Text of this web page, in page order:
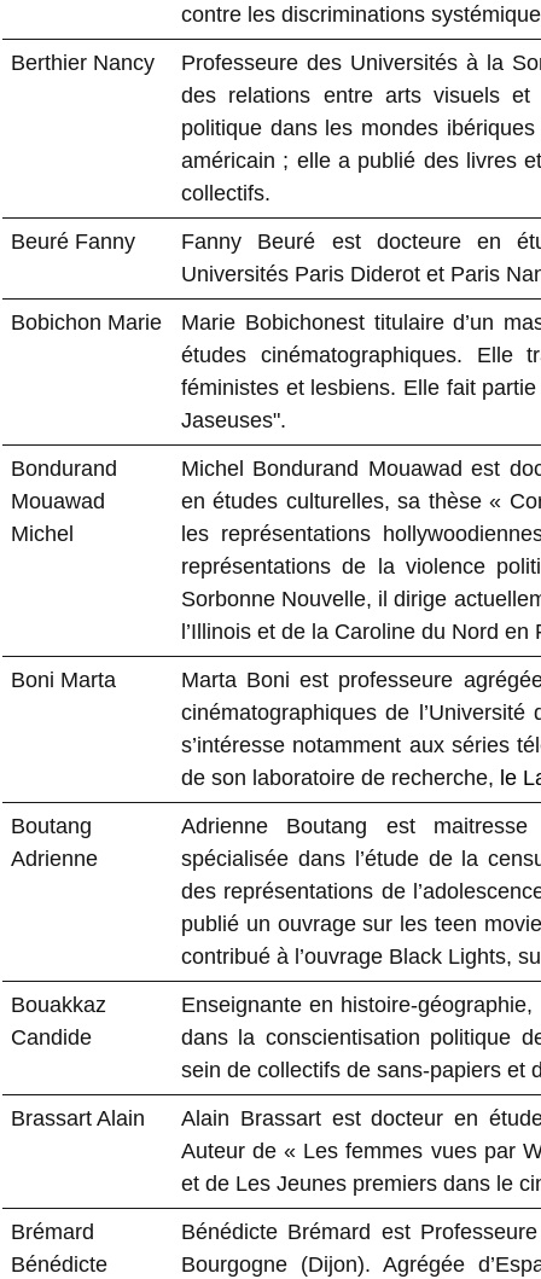
contre les discriminations
Berthier Nancy
Professeure des Universités à la
des relations entre arts visuels et
politique dans les mondes
américain ; elle a publié des livres
collectifs.
Beuré Fanny
Fanny Beuré est docteure en
Universités Paris Diderot et Paris
Bobichon Marie
Marie Bobichonest titulaire d’un
études cinématographiques. Elle
féministes et lesbiens. Elle fait
Jaseuses".
Bondurand
Mouawad
Michel
Michel Bondurand Mouawad est
en études culturelles, sa thèse «
les représentations
représentations de la violence
Sorbonne Nouvelle, il dirige
l’Illinois et de la Caroline du Nord en
Boni Marta
Marta Boni est professeure
cinématographiques de
s’intéresse notamment aux séries
de son laboratoire de recherche, le
Boutang
Adrienne
Adrienne Boutang est
spécialisée dans l’étude de la
des représentations de
publié un ouvrage sur les teen
contribué à l’ouvrage Black Lights,
Bouakkaz
Candide
Enseignante en histoire-
dans la conscientisation politique
sein de collectifs de sans-papiers et
Brassart Alain
Alain Brassart est docteur en
Auteur de « Les femmes vues par
et de Les Jeunes premiers dans le
Brémard
Bénédicte
Bénédicte Brémard est
Bourgogne (Dijon). Agrégée